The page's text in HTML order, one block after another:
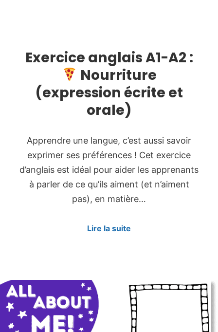
Exercice anglais A1-A2 :
Nourriture
(expression écrite et
orale)
Apprendre une langue, c’est aussi savoir
exprimer ses préférences ! Cet exercice
d’anglais est idéal pour aider les apprenants
à parler de ce qu’ils aiment (et n’aiment
pas), en matière…
Lire la suite